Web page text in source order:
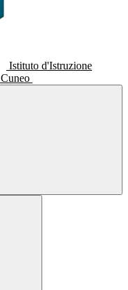
Istituto d'Istruzione
Cuneo